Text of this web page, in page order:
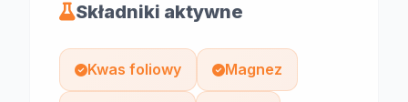
Składniki aktywne
Kwas foliowy Magnez